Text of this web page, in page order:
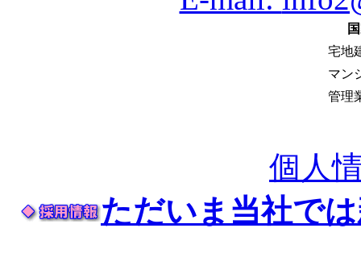
宅地
マン
管理
個人
ただいま当社で